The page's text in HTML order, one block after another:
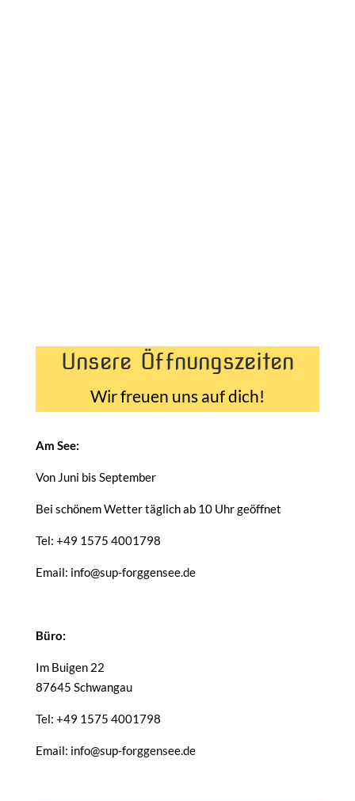
Unsere Öffnungszeiten
Wir freuen uns auf dich!
Am See:
Von Juni bis September
Bei schönem Wetter täglich ab 10 Uhr geöffnet
Tel: +49 1575 4001798
Email: info@sup-forggensee.de
Büro:
Im Buigen 22
87645 Schwangau
Tel: +49 1575 4001798
Email: info@sup-forggensee.de